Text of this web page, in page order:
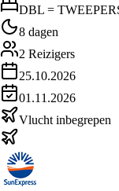
DBL =
8 dagen
2 Reizigers
25.10.2026
01.11.2026
Vlucht inbegrepen